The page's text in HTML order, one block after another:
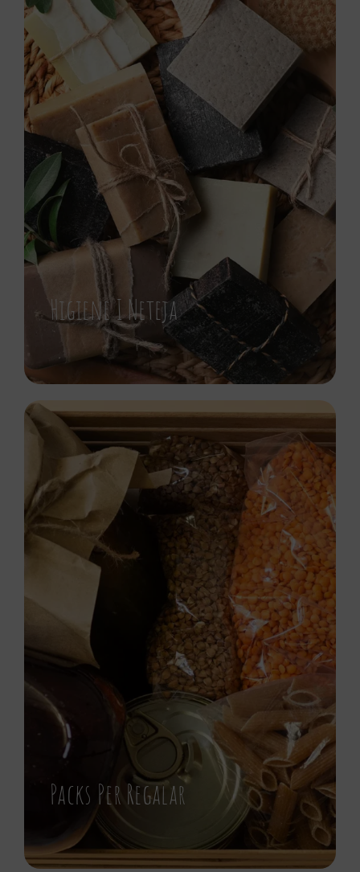
Higiene I Neteja
Packs Per Regalar